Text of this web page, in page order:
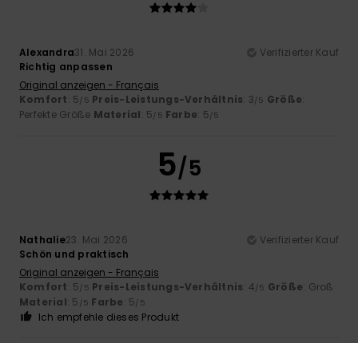
Alexandra31. Mai 2026
Verifizierter Kauf
Richtig anpassen
Original anzeigen - Français
Komfort: 5/5 Preis-Leistungs-Verhältnis: 3/5 Größe:
Perfekte Größe Material: 5/5 Farbe: 5/5
5/5
Nathalie23. Mai 2026
Verifizierter Kauf
Schön und praktisch
Original anzeigen - Français
Komfort: 5/5 Preis-Leistungs-Verhältnis: 4/5 Größe: Groß
Material: 5 /5 Farbe: 5/5
Ich empfehle dieses Produkt